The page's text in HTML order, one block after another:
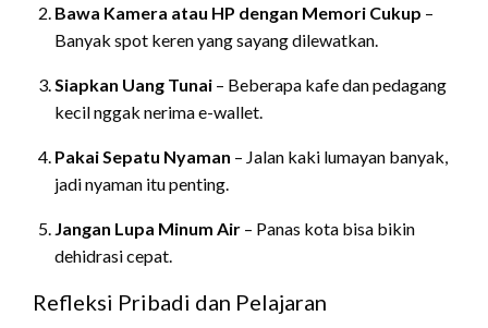
Bawa Kamera atau HP dengan Memori Cukup –
Banyak spot keren yang sayang dilewatkan.
Siapkan Uang Tunai – Beberapa kafe dan pedagang
kecil nggak nerima e-wallet.
Pakai Sepatu Nyaman – Jalan kaki lumayan banyak,
jadi nyaman itu penting.
Jangan Lupa Minum Air – Panas kota bisa bikin
dehidrasi cepat.
Refleksi Pribadi dan Pelajaran